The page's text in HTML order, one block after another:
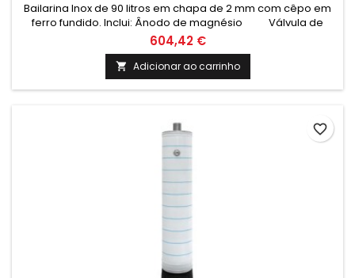
Bailarina Inox de 90 litros em chapa de 2 mm com cêpo em
ferro fundido. Inclui: Ânodo de magnésio Válvula de
segurança 6 Bar Termómetro e cordão refratário
Medidas: Altura: 1400mm Altura total com cepo: 1730mm
Diametro: 320mm
604,42 €
 Adicionar ao carrinho
favorite_border